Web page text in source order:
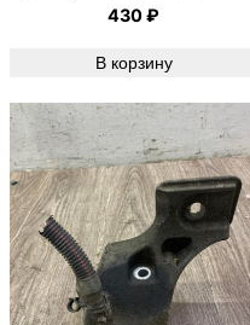
430₽
В корзину